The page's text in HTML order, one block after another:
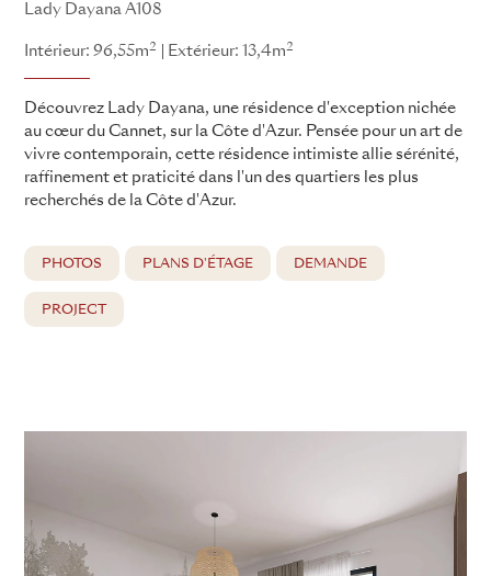
Lady Dayana A108
Intérieur: 96,55m2 Extérieur: 13,4m2
Découvrez Lady Dayana, une résidence d'exception nichée
au cœur du Cannet, sur la Côte d'Azur. Pensée pour un art de
vivre contemporain, cette résidence intimiste allie sérénité,
raffinement et praticité dans l'un des quartiers les plus
recherchés de la Côte d'Azur.
PHOTOS PLANS D'ÉTAGE DEMANDE
PROJECT